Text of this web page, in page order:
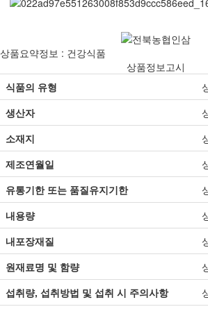
상품요약정보 : 건강식품
상품정보고시
식품의 유형
생산자
소재지
제조연월일
유통기한 또는 품질유지기한
내용량
내포장재질
원재료명 및 함량
섭취량, 섭취방법 및 섭취 시 주의사항